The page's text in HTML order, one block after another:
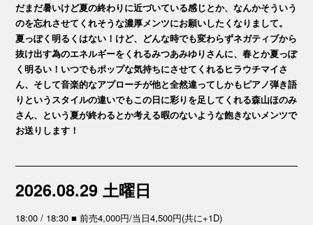
だまだ暑いけど夏の終わりに近づいている感じとか、なんかそういう
のを忘れさせてくれそうな濃厚メンツにお願いしたくなりまして。
夏っぽく明るくはない！けど、どんな時でも変わらずネガティブから
抜け出す為のエネルギーをくれるみつあみゆりさんに、春とか夏っぽ
く明るい！いつでもポップな気持ちにさせてくれるヒラウチマイさ
ん、そして音楽的なアプローチが他と全然違ってしかもピアノ弾き語
りというスタイルの違いでもこの日に彩りを足してくれる森山ほのみ
さん、という夏が終わるとか考える暇のないような飽きないメンツで
お送りします！
2026.08.29 土曜日
18:00 / 18:30 ■ 前売4,000円/当日4,500円(共に+1D)